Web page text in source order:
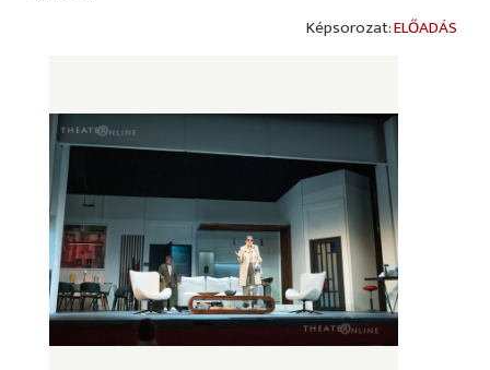
ELŐADÁS